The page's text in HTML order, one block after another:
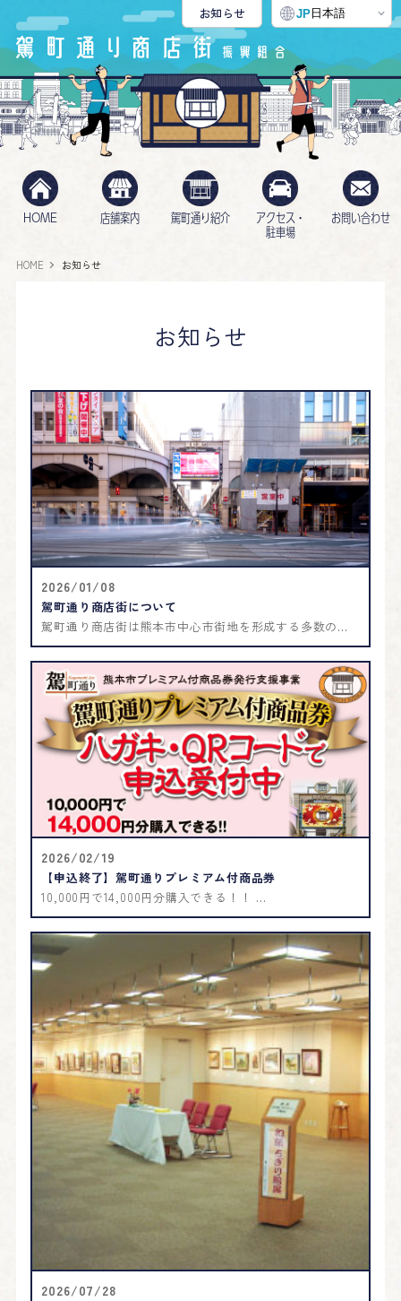
HOME 店舗案内 駕町通り紹介
アクセス・
駐車場
お問い合わせ
お知らせ JP 日本語
HOME お知らせ
お知らせ
2026/01/08
駕町通り商店街について
駕町通り商店街は熊本市中心市街地を形成する多数の...
2026/02/19
【申込終了】駕町通りプレミアム付商品券
10,000円で14,000円分購入できる！！ ...
2026/07/28